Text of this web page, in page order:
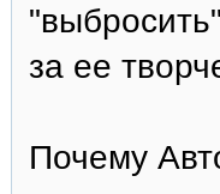
за ее
Почему